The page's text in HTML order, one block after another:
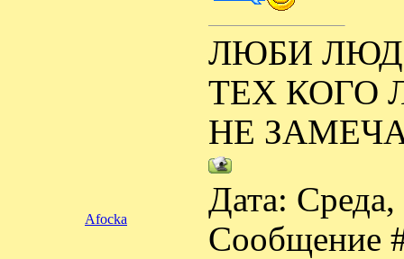
ЛЮБИ
ТЕХ КОГО
НЕ
Afocka
Дата:
Сообщение